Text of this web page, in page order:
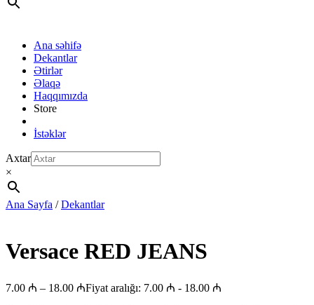
Ana səhifə
Dekantlar
Ətirlər
Əlaqə
Haqqımızda
Store
İstəklər
Axtar
×
Ana Sayfa /Dekantlar
Versace RED JEANS
7.00 ₼ – 18.00 ₼Fiyat aralığı: 7.00 ₼ - 18.00 ₼